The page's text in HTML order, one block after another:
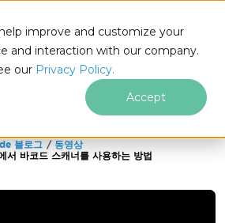
improve and customize your
and interaction with our company.
our Privacy Policy.
Accept
블로그
동영상
서 바코드 스캐너를 사용하는 방법